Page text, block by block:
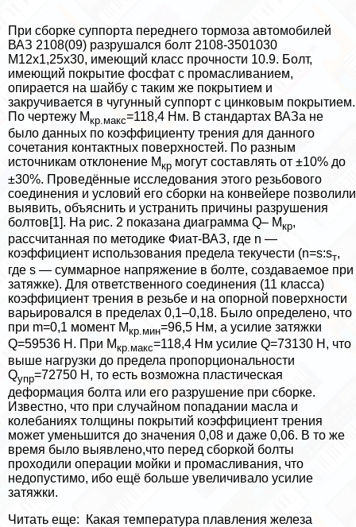
При сборке суппорта переднего тормоза автомобилей
ВАЗ 2108(09) разрушался болт 2108-3501030
М12х1,25х30, имеющий класс прочности 10.9. Болт,
имеющий покрытие фосфат с промасливанием,
опирается на шайбу с таким же покрытием и
закручивается в чугунный суппорт с цинковым покрытием.
По чертежу Мкр.макс=118,4 Нм. В стандартах ВАЗа не
было данных по коэффициенту трения для данного
сочетания контактных поверхностей. По разным
источникам отклонение Мкр могут составлять от ±10% до
±30%. Проведённые исследования этого резьбового
соединения и условий его сборки на конвейере позволили
выявить, объяснить и устранить причины разрушения
болтов[1]. На рис. 2 показана диаграмма Q– Мкр,
рассчитанная по методике Фиат-ВАЗ, где n —
коэффициент использования предела текучести (n=s:sт,
где s — суммарное напряжение в болте, создаваемое при
затяжке). Для ответственного соединения (11 класса)
коэффициент трения в резьбе и на опopной поверхности
варьировался в пределах 0,1–0,18. Было определено, что
при m=0,1 момент Мкр.мин=96,5 Нм, а усилие затяжки
Q=59536 Н. При Мкр.макс=118,4 Нм усилие Q=73130 Н, что
выше нагрузки до предела пропорциональности
Qупр=72750 Н, то есть возможна пластическая
деформация болта или его разрушение при сборке.
Известно, что при случайном попадании масла и
колебаниях толщины покрытий коэффициент трения
может уменьшится до значения 0,08 и даже 0,06. В то же
время было выявлено,что перед сборкой болты
проходили операции мойки и промасливания, что
недопустимо, ибо ещё больше увеличивало усилие
затяжки.
Читать еще:
Какая температура плавления железа